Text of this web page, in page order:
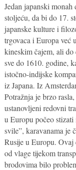
Jedan japanski monah
stoljeću, da bi do 17.
japanske kulture i
trgovaca i Europa već
kineskim čajem, ali do
sve do 1610. godine,
istočno-indijske
iz Japana. Iz
Potražnja je brzo
ustanovljeni redovni
u Europu počeo
svile”, karavanama je
Rusije u Europu.
od vlage tijekom
brodovima bilo